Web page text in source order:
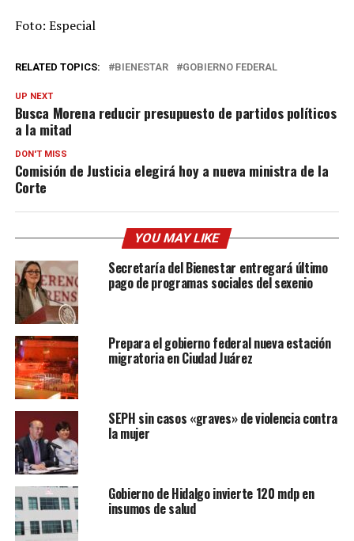
Foto: Especial
RELATED TOPICS: BIENESTAR GOBIERNO FEDERAL
UP NEXT
Busca Morena reducir presupuesto de partidos políticos
a la mitad
DON'T MISS
Comisión de Justicia elegirá hoy a nueva ministra de la
Corte
YOU MAY LIKE
Secretaría del Bienestar entregará último
pago de programas sociales del sexenio
Prepara el gobierno federal nueva estación
migratoria en Ciudad Juárez
SEPH sin casos «graves» de violencia contra
la mujer
Gobierno de Hidalgo invierte 120 mdp en
insumos de salud